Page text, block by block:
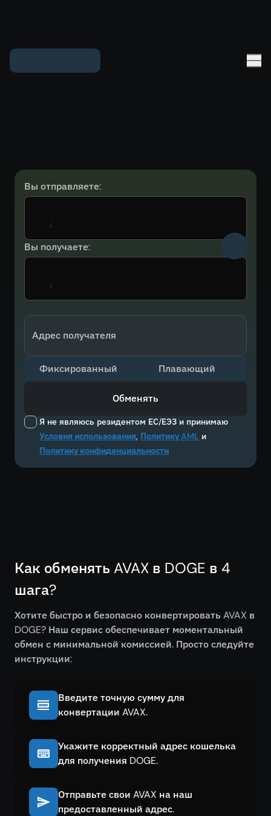
Вы отправляете:
Вы получаете:
Адрес получателя
Я не являюсь резидентом ЕС/ЕЭЗ и принимаю
Условия использования, Политику AML и
Политику конфиденциальности
Фиксированный Плавающий
Обменять
Как обменять AVAX в DOGE в 4
шага?
Хотите быстро и безопасно конвертировать AVAX в
DOGE? Наш сервис обеспечивает моментальный
обмен с минимальной комиссией. Просто следуйте
инструкции:
Введите точную сумму для
конвертации AVAX.
Укажите корректный адрес кошелька
для получения DOGE.
Отправьте свои AVAX на наш
предоставленный адрес.